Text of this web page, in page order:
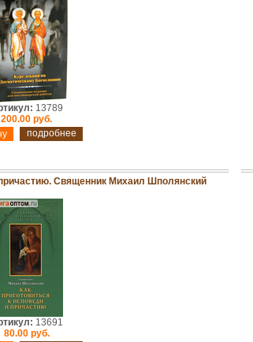
13789
200.00 руб.
подробнее
причастию. Священник Михаил Шполянский
13691
80.00 руб.